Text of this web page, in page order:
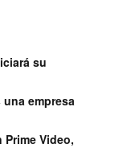
su
empresa
Prime Video,